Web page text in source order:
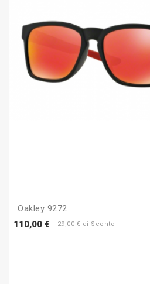
Oakley 9272
110,00 €
Prezzo
base
-29,00 € di Sconto